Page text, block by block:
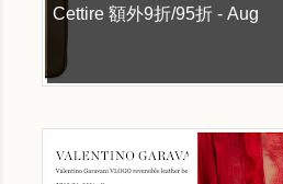
Cettire 額外9折/95折 - Aug